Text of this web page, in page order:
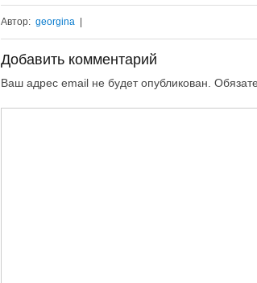
Автор: georgina
Добавить комментарий
Ваш адрес email не будет опубликован.